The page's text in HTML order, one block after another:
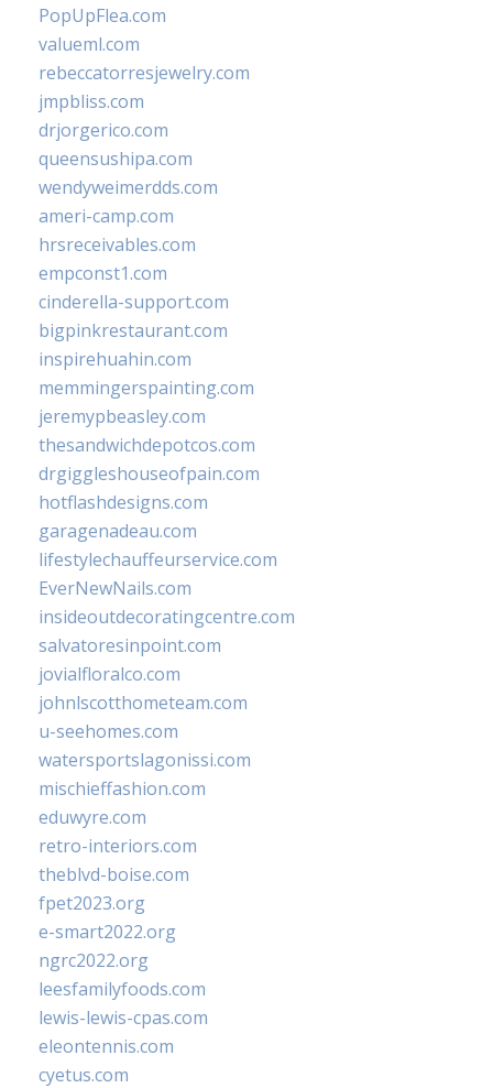
PopUpFlea.com
valueml.com
rebeccatorresjewelry.com
jmpbliss.com
drjorgerico.com
queensushipa.com
wendyweimerdds.com
ameri-camp.com
hrsreceivables.com
empconst1.com
cinderella-support.com
bigpinkrestaurant.com
inspirehuahin.com
memmingerspainting.com
jeremypbeasley.com
thesandwichdepotcos.com
drgiggleshouseofpain.com
hotflashdesigns.com
garagenadeau.com
lifestylechauffeurservice.com
EverNewNails.com
insideoutdecoratingcentre.com
salvatoresinpoint.com
jovialfloralco.com
johnlscotthometeam.com
u-seehomes.com
watersportslagonissi.com
mischieffashion.com
eduwyre.com
retro-interiors.com
theblvd-boise.com
fpet2023.org
e-smart2022.org
ngrc2022.org
leesfamilyfoods.com
lewis-lewis-cpas.com
eleontennis.com
cyetus.com